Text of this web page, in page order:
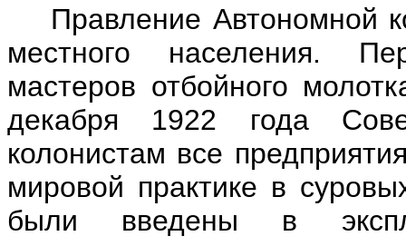
Правление Автономной
местного населения.
мастеров отбойного
декабря 1922 года
колонистам все
мировой практике в
были введены в